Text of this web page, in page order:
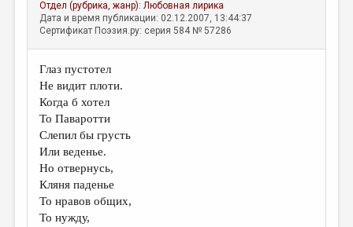
КОММЕНТАРИИ
ЛИТСАЛОН
НОВОСТИ
ПРАВИЛА САЙТА
ОТДЕЛЫ И РУБРИКИ
ИЗБРАННОЕ
ДАЙДЖЕСТ
ПРОИЗВЕДЕНИЯ
Отдел (рубрика, жанр):Любовная лирика
Дата и время публикации: 02.12.2007, 13:44:37
Сертификат Поэзия.ру: серия 584 № 57286
Глаз пустотел
Не видит плоти.
Когда б хотел
То Паваротти
Слепил бы грусть
Или веденье.
Но отвернусь,
Кляня паденье
То нравов общих,
То нужду,